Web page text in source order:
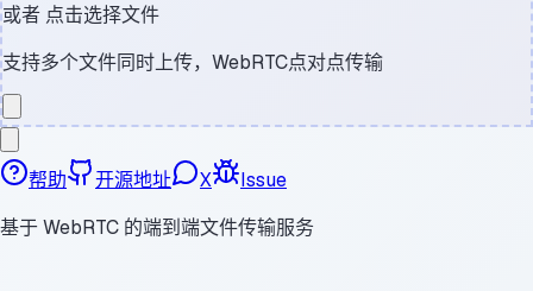
或者 点击选择文件
支持多个文件同时上传，WebRTC点对点传输
帮助 开源地址 X
Issue
基于 WebRTC 的端到端文件传输服务